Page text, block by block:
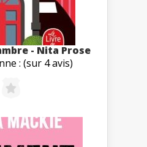
- Nita Prose
: (sur 4 avis)